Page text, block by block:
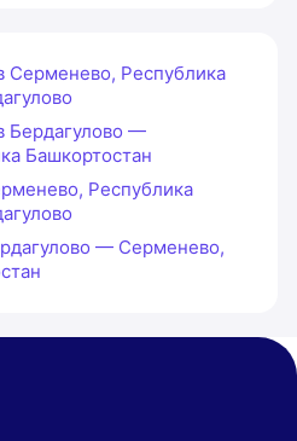
Серменево, Республика
Бердагулово —
Башкортостан
Республика
— Серменево,